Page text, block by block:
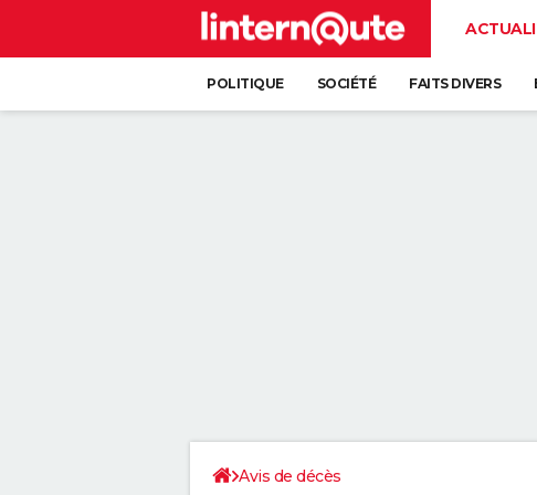
POLITIQUE SOCIÉTÉ FAITS DIVERS
Avis de décès